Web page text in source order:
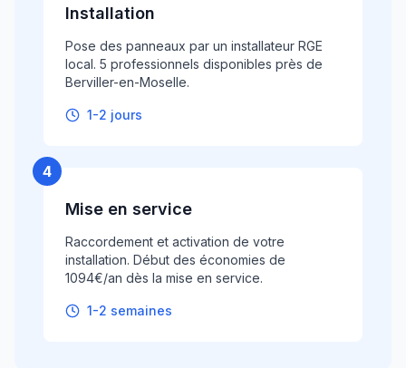
Installation
Pose des panneaux par un installateur RGE
local. 5 professionnels disponibles près de
Berviller-en-Moselle.
1-2 jours
4
Mise en service
Raccordement et activation de votre
installation. Début des économies de
1094€/an dès la mise en service.
1-2 semaines